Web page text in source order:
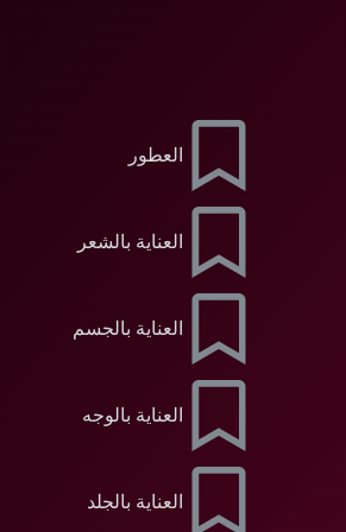
العطور
العناية بالشعر
العناية بالجسم
العناية بالوجه
العناية بالجلد